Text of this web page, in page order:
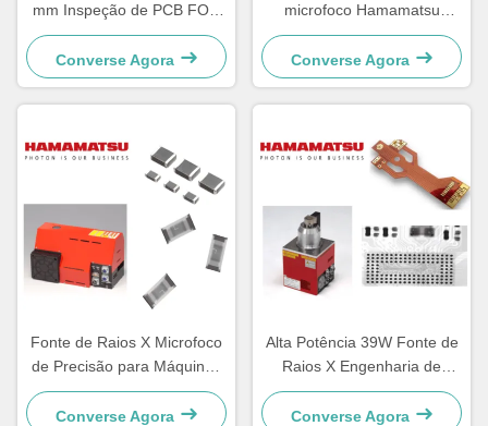
mm Inspeção de PCB FOD
curto
Converse Agora
microfoco Hamamatsu
L10951 50W Alta
Estabilidade Durável
Converse Agora
Fonte de Raios X Microfoco
de Precisão para Máquinas
de Inspeção por Raios X em
Linha
Converse Agora
Alta Potência 39W Fonte de
Raios X Engenharia de
Precisão Hamamatsu
L9181-05
Converse Agora